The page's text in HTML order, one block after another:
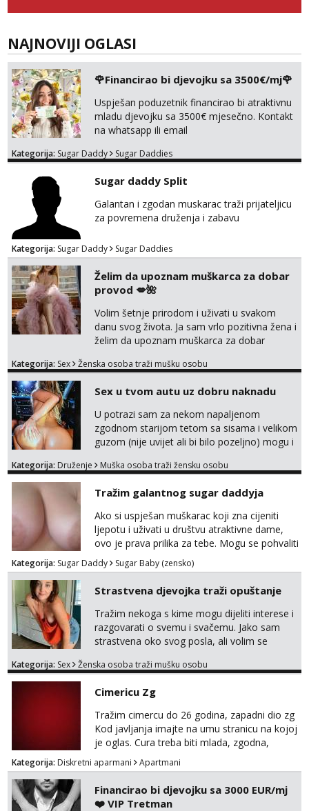
Zara
Tel:064/677-677
Anđela
Čekam tvoj poziv!
Tel:064/677-677- Kod: #142
Razgovaram :)
Tel:064/677-677 - Kod: #136
tel:0,93€ - mob:1,12€ min
Liliana
Tel:064/677-677- Kod: #69
Obavijesti me kada se oslobodi
Marta
Tel:064/677-677- Kod: #53
Obavijesti me kada se oslobodi
Alisa
Razgovaram :)
tel:0,93€ - mob:1,12€ min
Razgovaram :)
Tel:064/677-677
- Kod: #135
tel:0,93€ - mob:1,12€ min
Obavijesti me kada se oslobodi
Anita
- Kod: #87
tel:0,93€ - mob:1,12€ min
Obavijesti me kada se oslobodi
Zara
tel:0,93€ - mob:1,12€ min
Obavijesti me kada se oslobodi
Čekam tvoj poziv!
Tel:064/677-677- Kod: #142
tel:0,93€ - mob:1,12€ min
NAJNOVIJI OGLASI
🌹Financirao bi djevojku sa 3500€/mj🌹
Uspješan poduzetnik financirao bi atraktivnu
mladu djevojku sa 3500€ mjesečno. Kontakt
na whatsapp ili email
Kategorija: Sugar Daddy Sugar Daddies
Sugar daddy Split
Galantan i zgodan muskarac traži prijateljicu
za povremena druženja i zabavu
Kategorija: Sugar Daddy Sugar Daddies
Želim da upoznam muškarca za dobar
provod 💋🌺
Volim šetnje prirodom i uživati u svakom
danu svog života. Ja sam vrlo pozitivna žena i
želim da upoznam muškarca za dobar
na link ispod i nadji me tamo, cekam te!
Kategorija: Sex Ženska osoba traži mušku osobu
Sex u tvom autu uz dobru naknadu
U potrazi sam za nekom napaljenom
zgodnom starijom tetom sa sisama i velikom
guzom (nije uvijet ali bi bilo pozeljno) mogu i
dobra zabava uz naknadu, trazim neku koja
negdje u mrak, prije seksa dobijes odmah na
ruke, molim samo ozbiljne da se javljaju one
koje se pale na seks po mracnim parkinzima,
sumarcima itd be...
Kategorija: Druženje Muška osoba traži žensku osobu
Tražim galantnog sugar daddyja
Ako si uspješan muškarac koji zna cijeniti
ljepotu i uživati u društvu atraktivne dame,
ovo je prava prilika za tebe. Mogu se pohvaliti
prekrasnim licem, dugom, njegovanom
kosom i fit figurom. Moje grudi su broj 4,a
guza je, bez lažne skromnosti, prava top
forma. Diskretno i opušteno druženje je moj
stil, bez dugačkih dopisivanja, putovanja ili
javnih pojavljivanja. Što nudim: - atraktivno i
ugo...
Kategorija: Sugar Daddy Sugar Baby (zensko)
Strastvena djevojka traži opuštanje
Tražim nekoga s kime mogu dijeliti interese i
razgovarati o svemu i svačemu. Jako sam
strastvena oko svog posla, ali volim se
Voljela bi naci nekoga pa da se nemoram
ispod i nadji me tamo, cekam te!
Kategorija: Sex Ženska osoba traži mušku osobu
Cimericu Zg
Tražim cimercu do 26 godina, zapadni dio zg
Kod javljanja imajte na umu stranicu na kojoj
je oglas. Cura treba biti mlada, zgodna,
uredna, bez poroka.
Kategorija: Diskretni aparmani Apartmani
Financirao bi djevojku sa 3000 EUR/mj
❤️ VIP Tretman